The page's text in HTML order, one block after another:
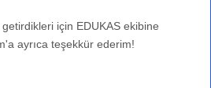
için EDUKAS ekibine
ayrıca teşekkür ederim!